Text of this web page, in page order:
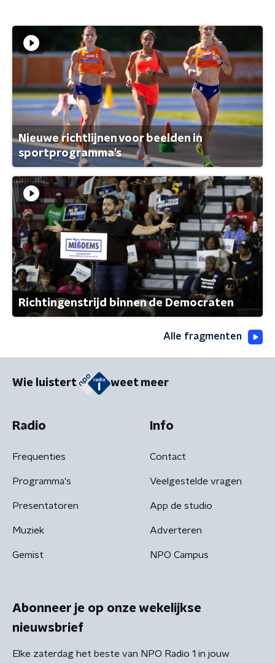
Nieuwe richtlijnen voor beelden in
sportprogramma's
Richtingenstrijd binnen de Democraten
Alle fragmenten
Wie luistert weet meer
Radio
Frequenties
Programma's
Presentatoren
Muziek
Gemist
Info
Contact
Veelgestelde vragen
App de studio
Adverteren
NPO Campus
Abonneer je op onze wekelijkse
nieuwsbrief
Elke zaterdag het beste van NPO Radio 1 in jouw